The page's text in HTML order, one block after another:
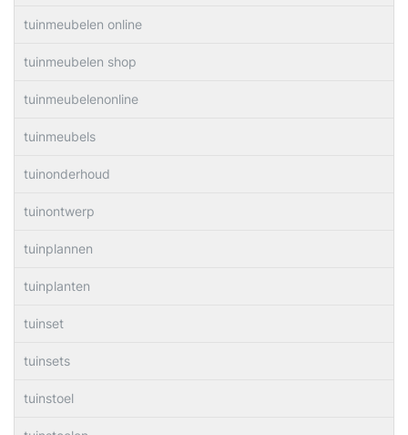
tuinmeubelen online
tuinmeubelen shop
tuinmeubelenonline
tuinmeubels
tuinonderhoud
tuinontwerp
tuinplannen
tuinplanten
tuinset
tuinsets
tuinstoel